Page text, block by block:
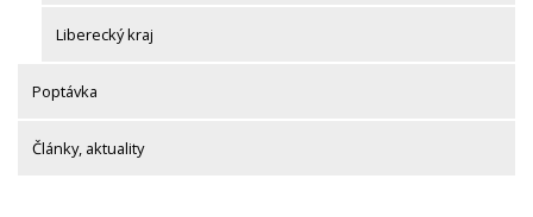
Liberecký kraj
Poptávka
Články, aktuality